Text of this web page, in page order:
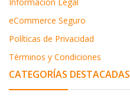
eCommerce Seguro
Políticas de Privacidad
Términos y Condiciones
CATEGORÍAS DESTACADAS